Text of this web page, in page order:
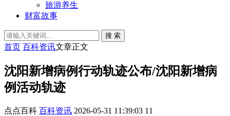
旅游养生
财富故事
搜 索
首页 百科资讯文章正文
沈阳新增病例行动轨迹公布/沈阳新增病
例活动轨迹
点点百科 百科资讯 2026-05-31 11:39:03 11